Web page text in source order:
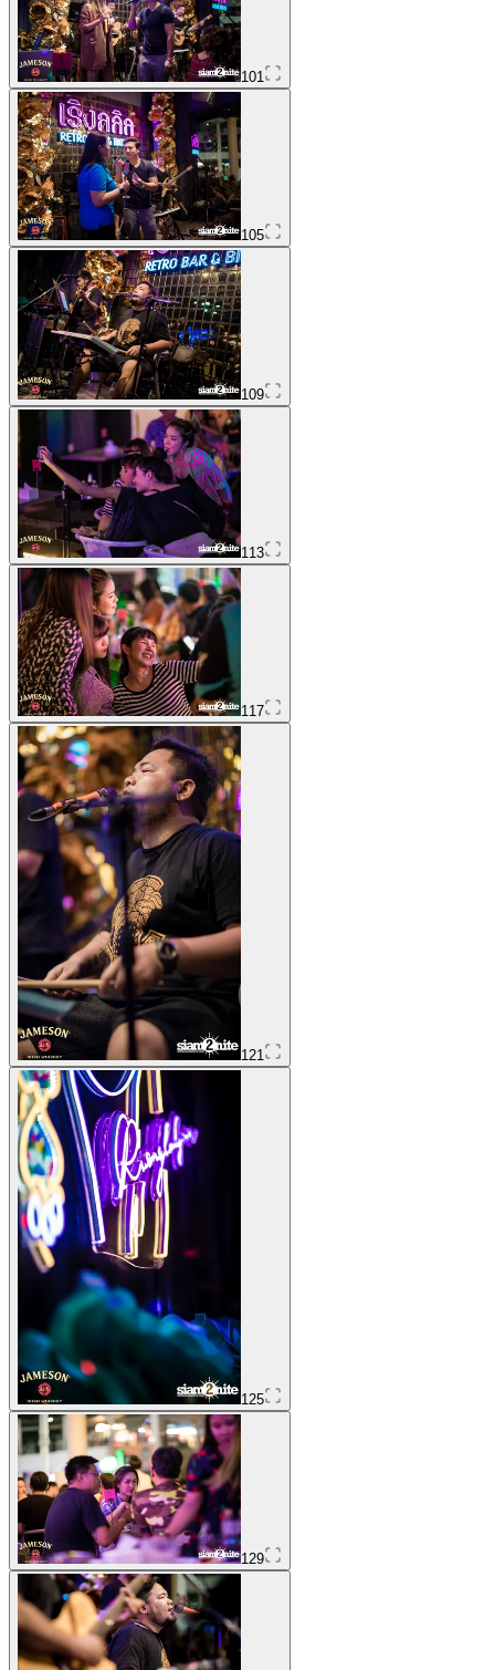
101
105
109
113
117
121
125
129